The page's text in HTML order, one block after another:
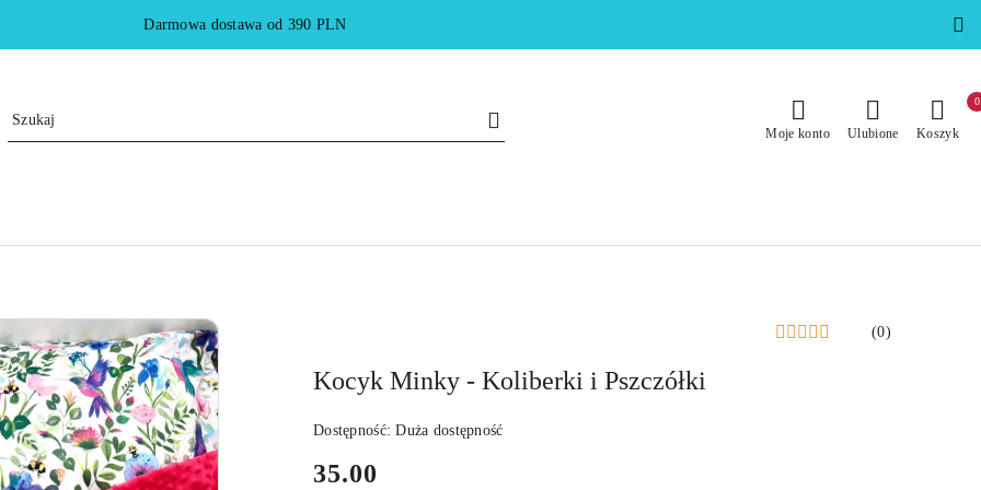
Darmowa dostawa od 390 PLN
Moje konto Ulubione Koszyk
0
(0)
Kocyk Minky - Koliberki i Pszczółki
Dostępność:Duża dostępność
cena:
35.00